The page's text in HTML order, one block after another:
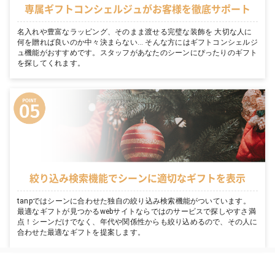
専属ギフトコンシェルジュがお客様を徹底サポート
名入れや豊富なラッピング、そのまま渡せる完璧な装飾を 大切な人に
何を贈れば良いのか中々決まらない… そんな方にはギフトコンシェルジ
ュ機能がおすすめです。スタッフがあなたのシーンにぴったりのギフト
を探してくれます。
絞り込み検索機能でシーンに適切なギフトを表示
tanpではシーンに合わせた独自の絞り込み検索機能がついています。
最適なギフトが見つかるwebサイトならではのサービスで探しやすさ満
点！シーンだけでなく、年代や関係性からも絞り込めるので、その人に
合わせた最適なギフトを提案します。